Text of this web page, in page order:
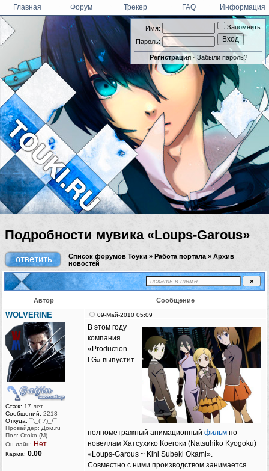
Имя:
Пароль:
Запомнить
Регистрация· Забыли пароль?
Главная Форум Трекер FAQ Информация
Подробности мувика «Loups-Garous»
Список форумов Тоуки » Работа портала » Архив
новостей
Автор Сообщение
WOLVERINE
Стаж: 17 лет
Сообщений: 2218
Откуда: ¯\_(ツ)_/¯
Провайдер: Дом.ru
Пол: Otoko (M)
Он-лайн: Нет
Карма: 0.00
09-Май-2010 05:09
В этом году
компания
«Production
I.G» выпустит
полнометражный анимационный фильм по
новеллам Хатсухико Коегоки (Natsuhiko Kyogoku)
«Loups-Garous ~ Kihi Subeki Okami».
Совместно с ними производством занимается